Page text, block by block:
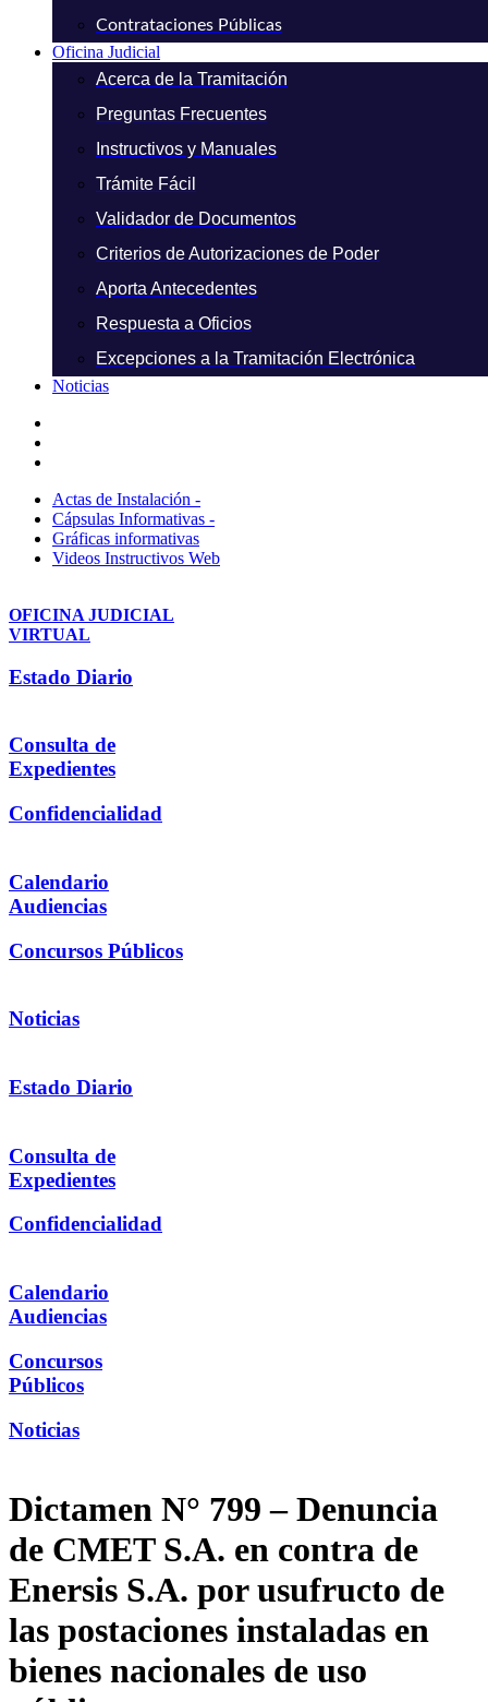
Contrataciones Públicas
Oficina Judicial
Acerca de la Tramitación
Preguntas Frecuentes
Instructivos y Manuales
Trámite Fácil
Validador de Documentos
Criterios de Autorizaciones de Poder
Aporta Antecedentes
Respuesta a Oficios
Excepciones a la Tramitación Electrónica
Noticias
Actas de Instalación -
Cápsulas Informativas -
Gráficas informativas
Videos Instructivos Web
OFICINA JUDICIAL
VIRTUAL
Estado Diario
Consulta de
Expedientes
Confidencialidad
Calendario
Audiencias
Concursos Públicos
Noticias
Estado Diario
Consulta de
Expedientes
Confidencialidad
Calendario
Audiencias
Concursos
Públicos
Noticias
Dictamen N° 799 – Denuncia
de CMET S.A. en contra de
Enersis S.A. por usufructo de
las postaciones instaladas en
bienes nacionales de uso